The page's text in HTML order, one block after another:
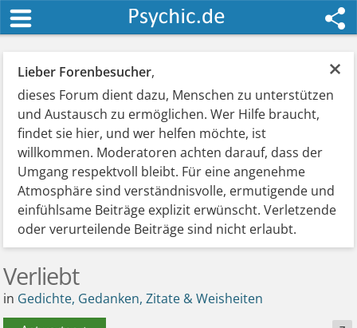
×
Lieber Forenbesucher,
dieses Forum dient dazu, Menschen zu unterstützen
und Austausch zu ermöglichen. Wer Hilfe braucht,
findet sie hier, und wer helfen möchte, ist
willkommen. Moderatoren achten darauf, dass der
Umgang respektvoll bleibt. Für eine angenehme
Atmosphäre sind verständnisvolle, ermutigende und
einfühlsame Beiträge explizit erwünscht. Verletzende
oder verurteilende Beiträge sind nicht erlaubt.
Verliebt
in Gedichte, Gedanken, Zitate & Weisheiten